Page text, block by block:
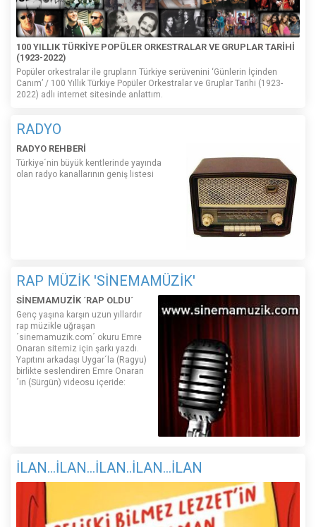
100 YILLIK TÜRKİYE POPÜLER ORKESTRALAR VE GRUPLAR TARİHİ
(1923-2022)
Popüler orkestralar ile grupların Türkiye serüvenini ‘Günlerin İçinden
Canım’ / 100 Yıllık Türkiye Popüler Orkestralar ve Gruplar Tarihi (1923-
2022) adlı internet sitesinde anlattım.
RADYO
RADYO REHBERİ
Türkiye´nin büyük kentlerinde yayında
olan radyo kanallarının geniş listesi
RAP MÜZİK 'SİNEMAMÜZİK'
SİNEMAMUZİK ´RAP OLDU´
Genç yaşına karşın uzun yıllardır
rap müzikle uğraşan
´sinemamuzik.com´ okuru Emre
Onaran sitemiz için şarkı yazdı.
Yapıtını arkadaşı Uygar´la (Ragyu)
birlikte seslendiren Emre Onaran
´ın (Sürgün) videosu içeride:
İLAN...İLAN...İLAN..İLAN...İLAN